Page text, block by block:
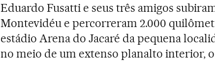
Eduardo Fusatti e seus três amigos
Montevidéu e percorreram 2.000
estádio Arena do Jacaré da pequena
no meio de um extenso planalto interior,